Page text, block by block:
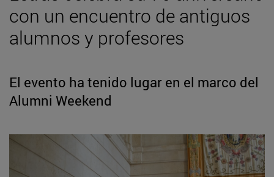
con un encuentro de antiguos
alumnos y profesores
El evento ha tenido lugar en el marco del
Alumni Weekend